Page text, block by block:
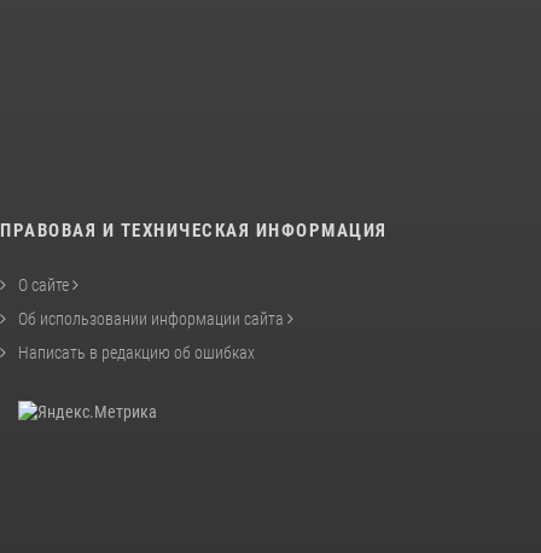
ПРАВОВАЯ И ТЕХНИЧЕСКАЯ ИНФОРМАЦИЯ
О сайте
Об использовании информации сайта
Написать в редакцию об ошибках